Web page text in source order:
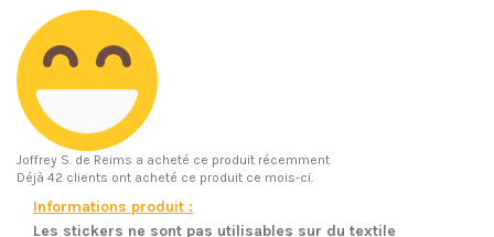
Joffrey S. de Reims a acheté ce produit récemment
Déjà 42 clients ont acheté ce produit ce mois-ci.
Informations produit :
Les stickers ne sont pas utilisables sur du textile